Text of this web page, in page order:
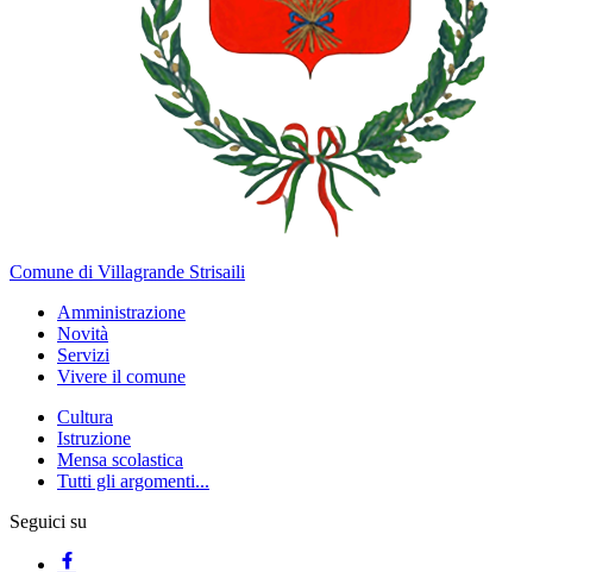
Comune di Villagrande Strisaili
Amministrazione
Novità
Servizi
Vivere il comune
Cultura
Istruzione
Mensa scolastica
Tutti gli argomenti...
Seguici su